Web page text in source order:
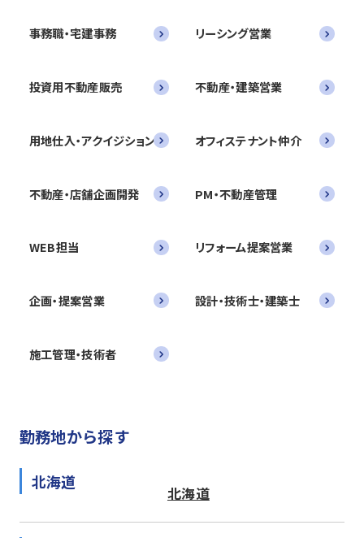
事務職・宅建事務 リーシング営業
投資用不動産販売 不動産・建築営業
用地仕入・アクイジション オフィステナント仲介
不動産・店舗企画開発 PM・不動産管理
WEB担当 リフォーム提案営業
企画・提案営業 設計・技術士・建築士
施工管理・技術者
勤務地から探す
北海道
北海道